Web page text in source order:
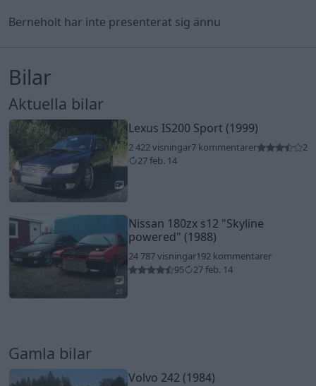
Berneholt har inte presenterat sig ännu
Bilar
Aktuella bilar
7
Lexus IS200 Sport (1999)
2 422 visningar7 kommentarer
2
27 feb. 14
20
Nissan 180zx s12 "Skyline
powered" (1988)
24 787 visningar192 kommentarer
95
27 feb. 14
Gamla bilar
Volvo 242 (1984)